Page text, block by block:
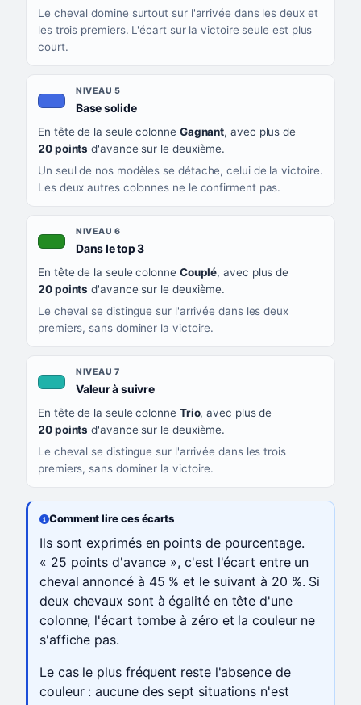
Le cheval domine surtout sur l'arrivée dans les deux et
les trois premiers. L'écart sur la victoire seule est plus
court.
NIVEAU 5
Base solide, couleur bleu roi
En tête de la seule colonne Gagnant, avec plus de
20 points d'avance sur le deuxième.
Un seul de nos modèles se détache, celui de la victoire.
Les deux autres colonnes ne le confirment pas.
NIVEAU 6
Dans le top 3, couleur verte
En tête de la seule colonne Couplé, avec plus de
20 points d'avance sur le deuxième.
Le cheval se distingue sur l'arrivée dans les deux
premiers, sans dominer la victoire.
NIVEAU 7
Valeur à suivre, couleur turquoise
En tête de la seule colonne Trio, avec plus de
20 points d'avance sur le deuxième.
Le cheval se distingue sur l'arrivée dans les trois
premiers, sans dominer la victoire.
Comment lire ces écarts
Ils sont exprimés en points de pourcentage.
« 25 points d'avance », c'est l'écart entre un
cheval annoncé à 45 % et le suivant à 20 %. Si
deux chevaux sont à égalité en tête d'une
colonne, l'écart tombe à zéro et la couleur ne
s'affiche pas.
Le cas le plus fréquent reste l'absence de
couleur : aucune des sept situations n'est